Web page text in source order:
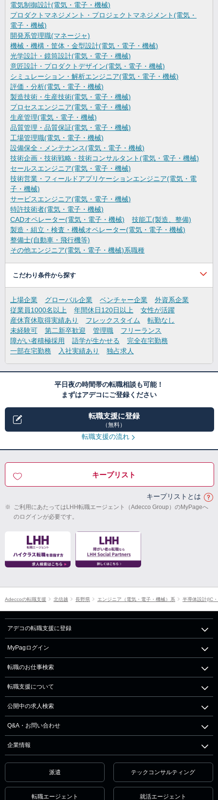
電気制御設計(電気・電子・機械)
プロダクトマネジメント・プロジェクトマネジメント(電気・
電子・機械)
開発系管理職(マネージャ)
機械・機構・筐体・金型設計(電気・電子・機械)
光学設計・鏡筒設計(電気・電子・機械)
意匠設計・プロダクトデザイン(電気・電子・機械)
シミュレーション・解析エンジニア(電気・電子・機械)
評価・分析(電気・電子・機械)
製造技術・生産技術(電気・電子・機械)
プロセスエンジニア(電気・電子・機械)
生産管理(電気・電子・機械)
品質管理・品質保証(電気・電子・機械)
工場管理職(電気・電子・機械)
設備保全・メンテナンス(電気・電子・機械)
技術企画・技術戦略・技術コンサルタント(電気・電子・機械)
セールスエンジニア(電気・電子・機械)
技術営業・フィールドアプリケーションエンジニア(電気・電
子・機械)
サービスエンジニア(電気・電子・機械)
特許技術者(電気・電子・機械)
CADオペレーター(電気・電子・機械)
技能工(製造、整備)
製造・組立・検査・機械オペレーター(電気・電子・機械)
整備士(自動車・飛行機等)
その他エンジニア(電気・電子・機械)系職種
こだわり条件から探す
上場企業 グローバル企業 ベンチャー企業
外資系企業
従業員1000名以上
年間休日120日以上
女性が活躍
産休育休取得実績あり
フレックスタイム
転勤なし
未経験可
第二新卒歓迎 管理職
フリーランス
障がい者積極採用
語学が生かせる
完全在宅勤務
一部在宅勤務
入社実績あり 独占求人
平日夜の時間帯の転職相談も可能！
まずはアデコにご登録ください
転職支援に登録
（無料）
転職支援の流れ
キープリスト
キープリストとは
※ ご利用にあたってはLHH転職エージェント（Adecco Group）のMyPageへ
のログインが必要です。
Adeccoの転職支援 北信越 長野県 エンジニア（電気・電子・機械）系 半導体設計(IC
アデコの転職支援に登録
MyPagログイン
転職のお仕事検索
転職支援について
公開中の求人検索
Q&A・お問い合わせ
企業情報
派遣 テックコンサルティング
転職エージェント 就活エージェント